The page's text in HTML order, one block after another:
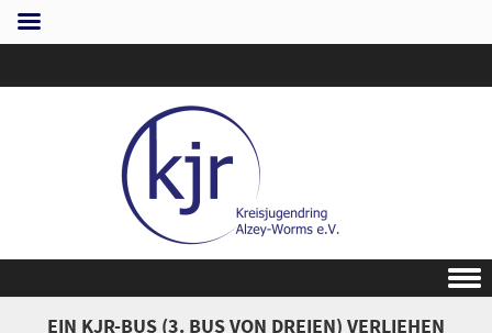
EIN KJR-BUS (3. BUS VON DREIEN) VERLIEHEN